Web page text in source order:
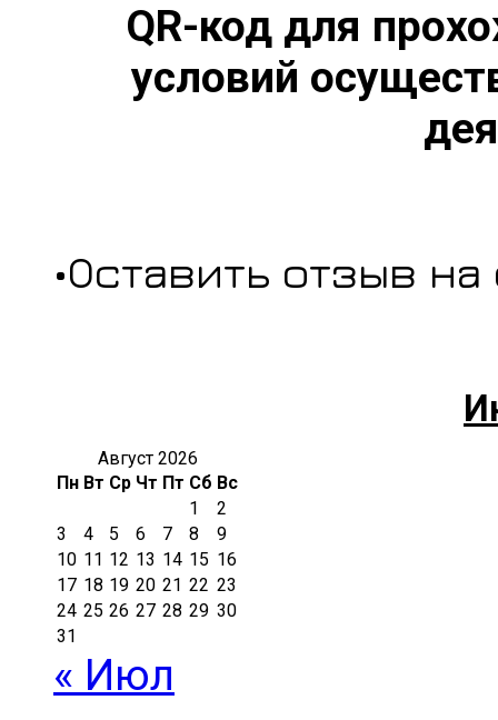
QR-код для
условий
•Оставить отзыв на
Август 2026
Пн Вт Ср Чт Пт Сб Вс
1
2
3
4 5 6 7 8
9
10 11 12 13 14 15 16
17 18 19 20 21 22 23
24 25 26 27 28 29 30
31
« Июл